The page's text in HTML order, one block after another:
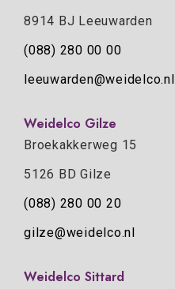
8914 BJ Leeuwarden
(088) 280 00 00
leeuwarden@weidelco.nl
Weidelco Gilze
Broekakkerweg 15
5126 BD Gilze
(088) 280 00 20
gilze@weidelco.nl
Weidelco Sittard